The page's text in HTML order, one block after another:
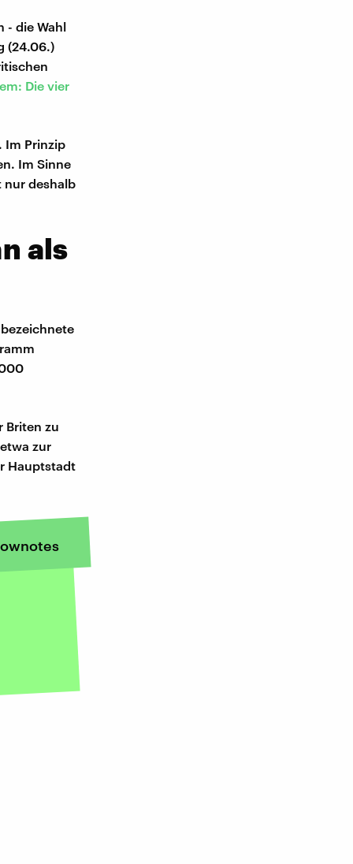
- die Wahl
(24.06.)
Die vier
Im Prinzip
Im Sinne
nur deshalb
als
Briten zu
zur
Hauptstadt